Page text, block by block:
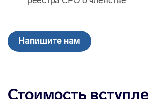
Напишите нам
Стоимость